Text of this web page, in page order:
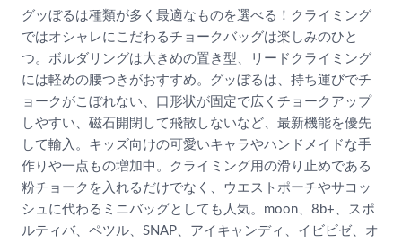
グッぼるは種類が多く最適なものを選べる！クライミング
ではオシャレにこだわるチョークバッグは楽しみのひと
つ。ボルダリングは大きめの置き型、リードクライミング
には軽めの腰つきがおすすめ。グッぼるは、持ち運びでチ
ョークがこぼれない、口形状が固定で広くチョークアップ
しやすい、磁石開閉して飛散しないなど、最新機能を優先
して輸入。キッズ向けの可愛いキャラやハンドメイドな手
作りや一点もの増加中。クライミング用の滑り止めである
粉チョークを入れるだけでなく、ウエストポーチやサコッ
シュに代わるミニバッグとしても人気。moon、8b+、スポ
ルティバ、ペツル、SNAP、アイキャンディ、イビビゼ、オ